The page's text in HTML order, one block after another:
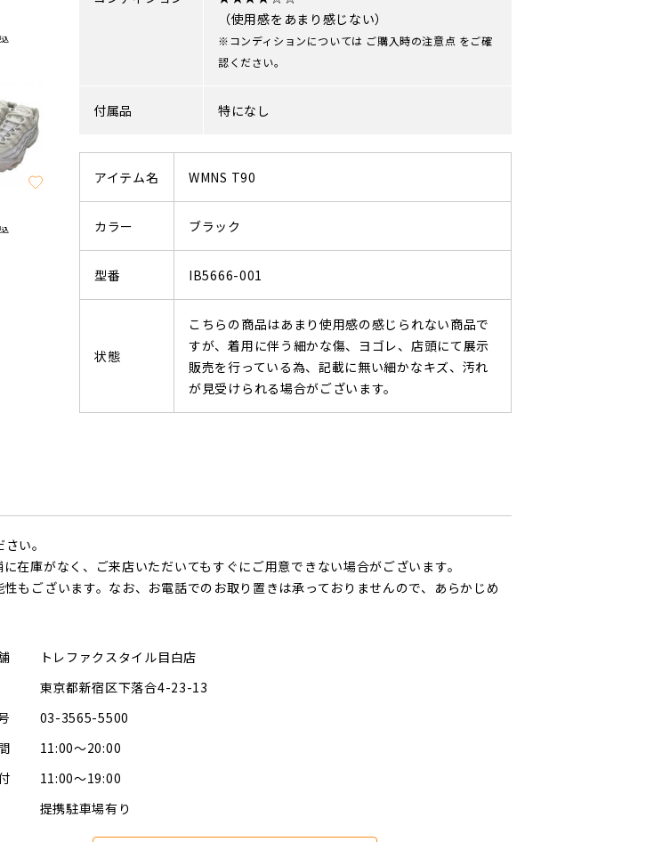
込
込
（使用感をあまり感じない）
※コンディションについては ご購入時の注意点 をご確
認ください。
付属品 特になし
アイテム名 WMNS T90
カラー ブラック
型番 IB5666-001
状態
こちらの商品はあまり使用感の感じられない商品で
すが、着用に伴う細かな傷、ヨゴレ、店頭にて展示
販売を行っている為、記載に無い細かなキズ、汚れ
が見受けられる場合がございます。
い。
在庫がなく、ご来店いただいてもすぐにご用意できない場合がございます。
もございます。なお、お電話でのお取り置きは承っておりませんので、あらかじめ
トレファクスタイル目白店
東京都新宿区下落合4-23-13
03-3565-5500
11:00～20:00
11:00～19:00
提携駐車場有り